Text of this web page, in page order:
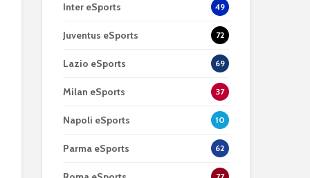
Inter eSports 49
Juventus eSports 72
Lazio eSports 69
Milan eSports 37
Napoli eSports 10
Parma eSports 62